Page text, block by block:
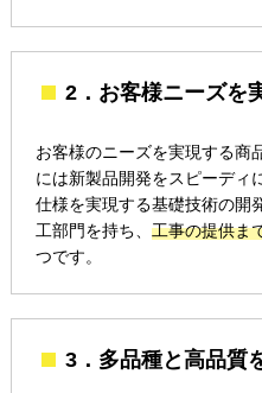
2．お客様ニーズを
お客様のニーズを実現する商
には新製品開発をスピーディ
仕様を実現する基礎技術の開
工部門を持ち、 工事の提供ま
つです。
3．多品種と高品質